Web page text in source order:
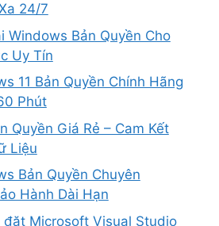
24/7
Windows Bản Quyền Cho
Uy Tín
11 Bản Quyền Chính Hãng
Phút
Quyền Giá Rẻ – Cam Kết
Liệu
Bản Quyền Chuyên
Hành Dài Hạn
đặt Microsoft Visual Studio